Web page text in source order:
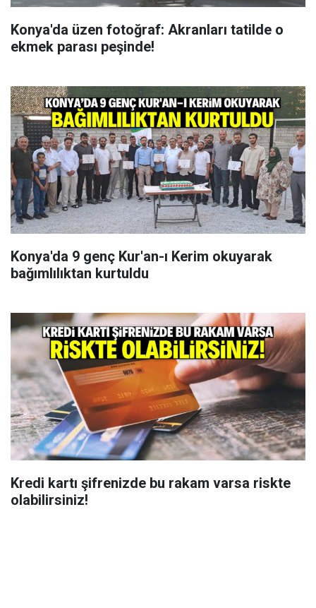
Konya'da üzen fotoğraf: Akranları tatilde o
ekmek parası peşinde!
Konya'da 9 genç Kur'an-ı Kerim okuyarak
bağımlılıktan kurtuldu
Kredi kartı şifrenizde bu rakam varsa riskte
olabilirsiniz!